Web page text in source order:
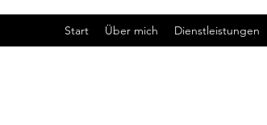
Start Über mich Dienstleistungen